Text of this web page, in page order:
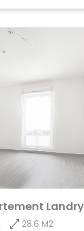
Landry
28.6 M2